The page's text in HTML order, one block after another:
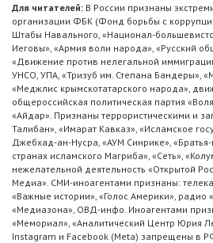
Для читателей: В России признаны
организации ФБК (Фонд борьбы с
Штабы Навального, «Национал-
Иеговы», «Армия воли народа», «Русский
«Движение против нелегальной
УНСО, УПА, «Тризуб им. Степана Бандеры»,
«Меджлис крымскотатарского народа»,
общероссийская политическая партия
«Айдар». Признаны террористическими и
Талибан», «Имарат Кавказ», «Исламское
Джебхад-ан-Нусра, «АУМ Синрике»,
странах исламского Магриба», «Сеть»,
нежелательной деятельность «Открытой
Медиа». СМИ-иноагентами признаны:
«Важные истории», «Голос Америки», радио
«Медиазона», ОВД-инфо. Иноагентами
«Мемориал», «Аналитический Центр Юрия
Instagram и Facebook (Metа) запрещены в